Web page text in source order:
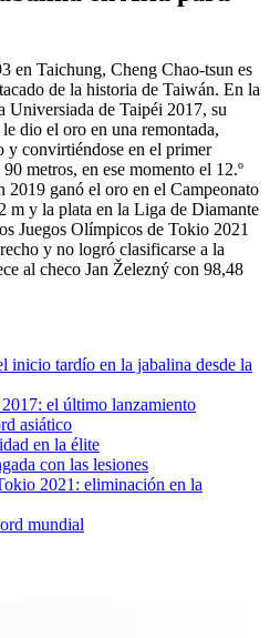
en Taichung, Cheng Chao-tsun es
de la historia de Taiwán. En la
Universiada de Taipéi 2017, su
dio el oro en una remontada,
y convirtiéndose en el primer
metros, en ese momento el 12.º
ganó el oro en el Campeonato
m y la plata en la Liga de Diamante
Juegos Olímpicos de Tokio 2021
y no logró clasificarse a la
al checo Jan Železný con 98,48
inicio tardío en la jabalina desde la
el último lanzamiento
asiático
en la élite
con las lesiones
2021: eliminación en la
mundial